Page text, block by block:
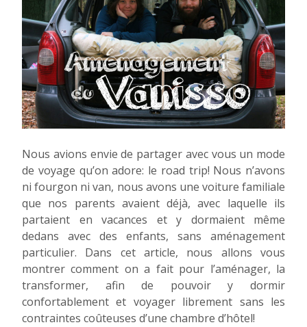
Nous avions envie de partager avec vous un mode
de voyage qu’on adore: le road trip! Nous n’avons
ni fourgon ni van, nous avons une voiture familiale
que nos parents avaient déjà, avec laquelle ils
partaient en vacances et y dormaient même
dedans avec des enfants, sans aménagement
particulier. Dans cet article, nous allons vous
montrer comment on a fait pour l’aménager, la
transformer, afin de pouvoir y dormir
confortablement et voyager librement sans les
contraintes coûteuses d’une chambre d’hôtel!